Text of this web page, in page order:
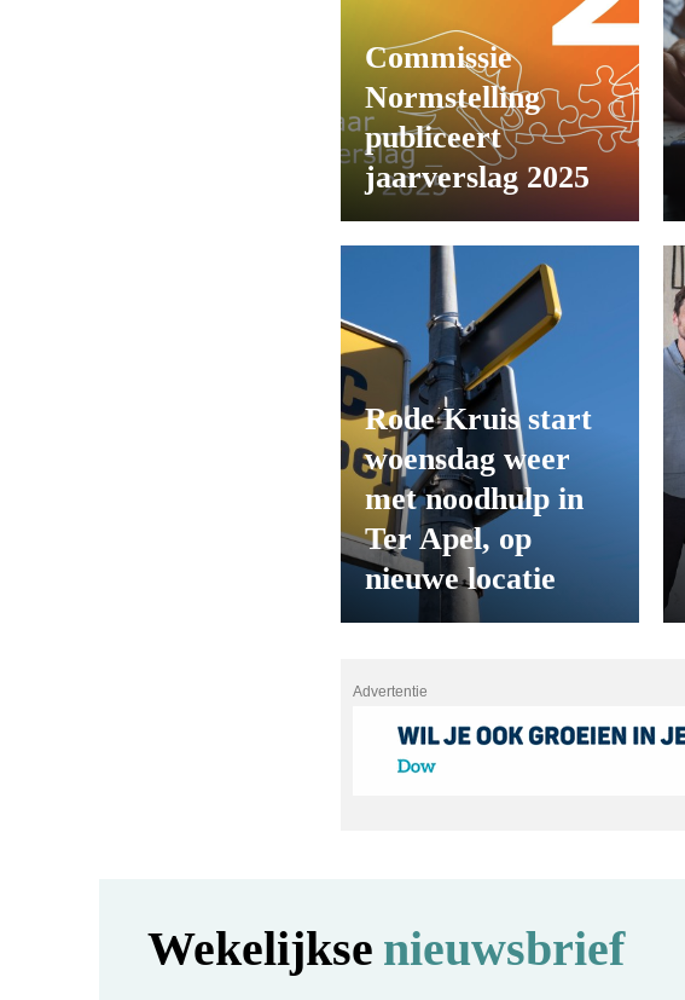
Commissie
Normstelling
publiceert
jaarverslag 2025
Rode Kruis start
woensdag weer
met noodhulp in
Ter Apel, op
nieuwe locatie
Advertentie
Wekelijkse nieuwsbrief